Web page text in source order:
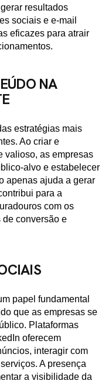
resultados
sociais e e-mail
eficazes para atrair
NA
estratégias mais
Ao criar e
valioso, as empresas
alvo e estabelecer
apenas ajuda a gerar
para a
com os
conversão e
papel fundamental
que as empresas se
Plataformas
oferecem
interagir com
A presença
a visibilidade da